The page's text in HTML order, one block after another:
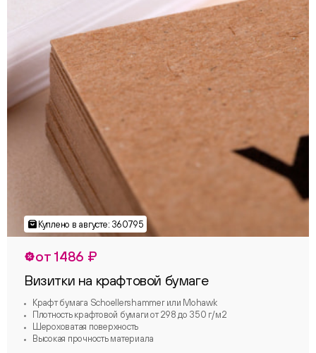
от 1486 ₽
Визитки на крафтовой бумаге
Крафт бумага Schoellershammer или Mohawk
Плотность крафтовой бумаги от 298 до 350 г/м2
Шероховатая поверхность
Высокая прочность материала